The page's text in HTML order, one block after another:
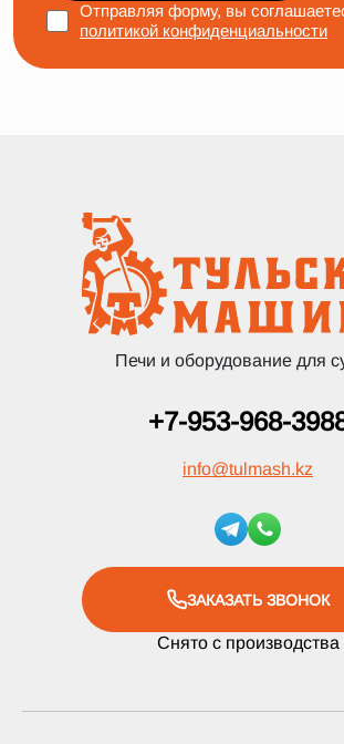
Отправляя форму, вы
политикой конфиденциальности
Печи и оборудование для
+7-953-968-
info@tulmash.kz
ЗАКАЗАТЬ ЗВОНОК
Снято с производства